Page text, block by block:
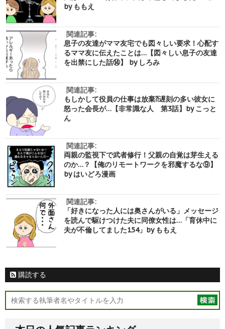
by ももえ
関連記事:
息子の友達がママ友宅でも図々しい要求！心配す
るママ友に伝えたことは…【図々しい息子の友達
を出禁にした話⑭】 by しろみ
関連記事:
もしかして役員の仕事は放棄⁈遅刻の多い彼女に
怒った会長が…【非常識な人 第3話】by こっと
ん
関連記事:
両親の監視下で武者修行！父親の自覚は芽生える
のか…？【俺のリモートワークを邪魔するな⑨】
by はいどろ漫画
関連記事:
「好きになった人には奥さんがいる」メッセージ
を読んで駆けつけた夫に同僚女性は…「育休中に
夫が不倫してました154」by ももえ
購読する